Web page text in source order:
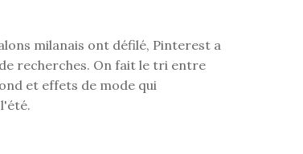
milanais ont défilé, Pinterest a
recherches. On fait le tri entre
et effets de mode qui